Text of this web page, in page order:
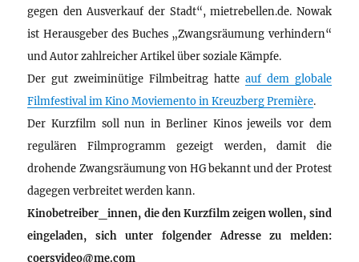
gegen den Ausverkauf der Stadt“, mietrebellen.de. Nowak
ist Herausgeber des Buches „Zwangsräumung verhindern“
und Autor zahlreicher Artikel über soziale Kämpfe.
Der gut zweiminütige Filmbeitrag hatte auf dem globale
Filmfestival im Kino Moviemento in Kreuzberg Première.
Der Kurzfilm soll nun in Berliner Kinos jeweils vor dem
regulären Filmprogramm gezeigt werden, damit die
drohende Zwangsräumung von HG bekannt und der Protest
dagegen verbreitet werden kann.
Kinobetreiber_innen, die den Kurzfilm zeigen wollen, sind
eingeladen, sich unter folgender Adresse zu melden:
coersvideo@me.com